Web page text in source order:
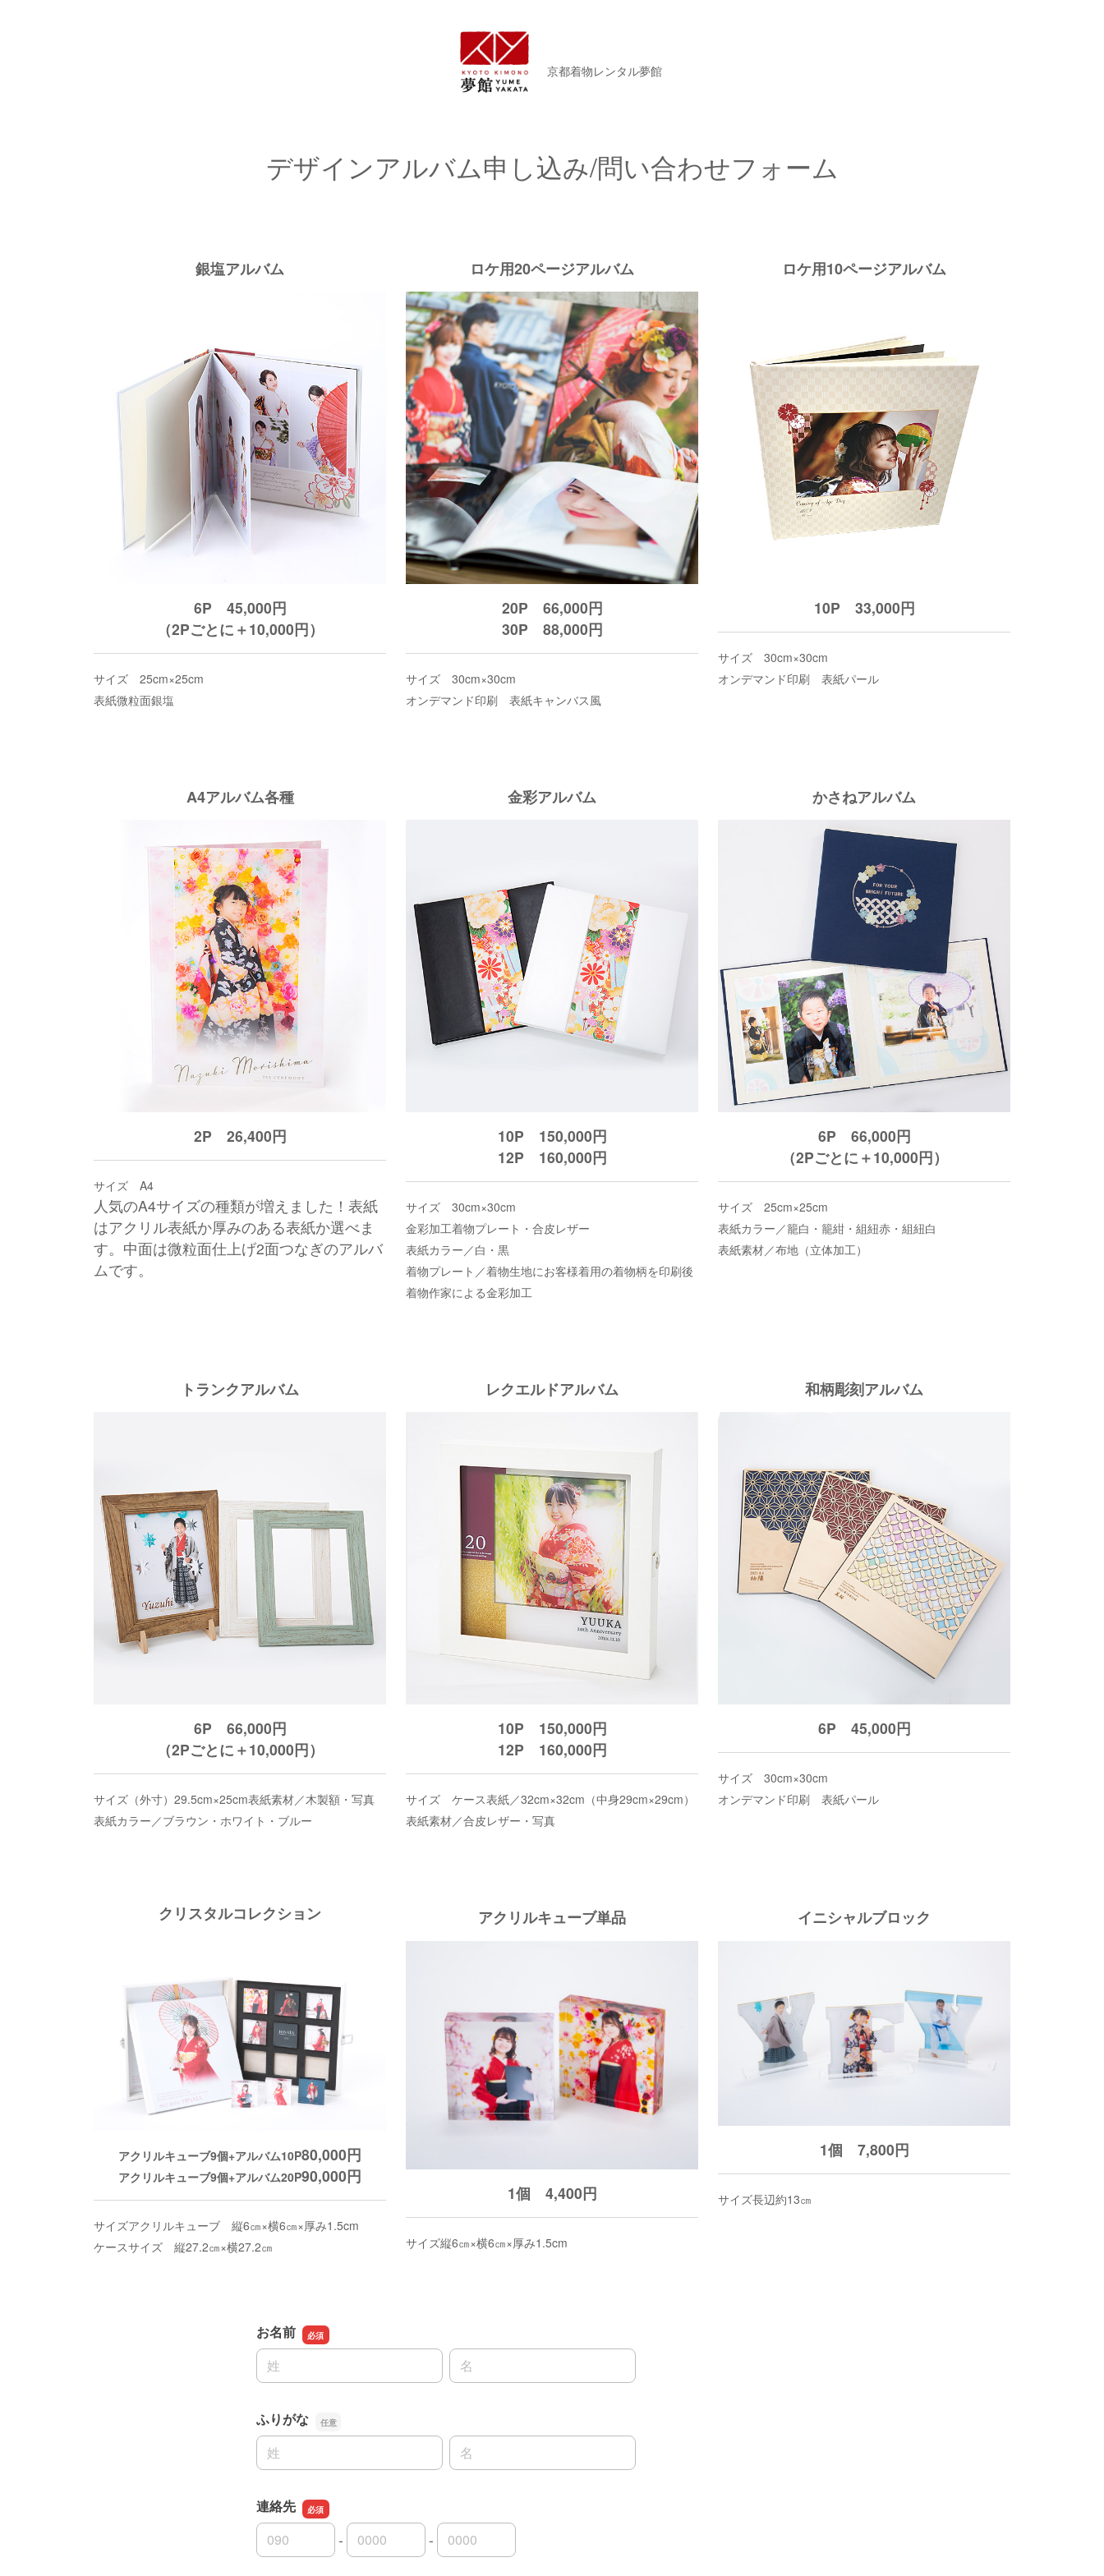
京都着物レンタル夢館
デザインアルバム申し込み/問い合わせフォーム
銀塩アルバム
6P 45,000円
（2Pごとに＋10,000円）
サイズ 25cm×25cm
表紙微粒面銀塩
ロケ用20ページアルバム
20P 66,000円
30P 88,000円
サイズ 30cm×30cm
オンデマンド印刷 表紙キャンバス風
ロケ用10ページアルバム
10P 33,000円
サイズ 30cm×30cm
オンデマンド印刷 表紙パール
A4アルバム各種
2P 26,400円
サイズ A4
人気のA4サイズの種類が増えました！表紙
はアクリル表紙か厚みのある表紙か選べま
す。中面は微粒面仕上げ2面つなぎのアルバ
ムです。
金彩アルバム
10P 150,000円
12P 160,000円
サイズ 30cm×30cm
金彩加工着物プレート・合皮レザー
表紙カラー／白・黒
着物プレート／着物生地にお客様着用の着物柄を印刷後
着物作家による金彩加工
かさねアルバム
6P 66,000円
（2Pごとに＋10,000円）
サイズ 25cm×25cm
表紙カラー／籠白・籠紺・組紐赤・組紐白
表紙素材／布地（立体加工）
トランクアルバム
6P 66,000円
（2Pごとに＋10,000円）
サイズ（外寸）29.5cm×25cm表紙素材／木製額・写真
表紙カラー／ブラウン・ホワイト・ブルー
レクエルドアルバム
10P 150,000円
12P 160,000円
サイズ ケース表紙／32cm×32cm（中身29cm×29cm）
表紙素材／合皮レザー・写真
和柄彫刻アルバム
6P 45,000円
サイズ 30cm×30cm
オンデマンド印刷 表紙パール
クリスタルコレクション
アクリルキューブ9個+アルバム10P80,000円
アクリルキューブ9個+アルバム20P90,000円
サイズアクリルキューブ 縦6㎝×横6㎝×厚み1.5cm
ケースサイズ 縦27.2㎝×横27.2㎝
アクリルキューブ単品
1個 4,400円
サイズ縦6㎝×横6㎝×厚み1.5cm
イニシャルブロック
1個 7,800円
サイズ長辺約13㎝
お名前
名前の姓
名前の名
ふりがな
名前の姓
名前の名
連絡先
連絡先の市外局番
-
連絡先の市内局番 -
連絡先の加入者番号